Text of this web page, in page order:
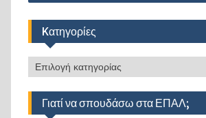
Kατηγορίες
Kατηγορίες
Γιατί να σπουδάσω στα ΕΠΑΛ;